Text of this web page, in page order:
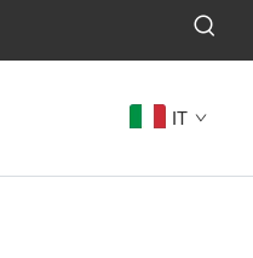
IT